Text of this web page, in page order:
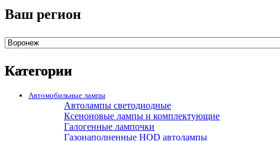
Ваш регион
Категории
Автомобильные лампы
Автолампы светодиодные
Ксеноновые лампы и комплектующие
Галогенные лампочки
Газонаполненные HOD автолампы